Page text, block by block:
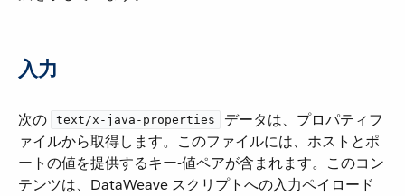
入力
次の ​ text/x-java-properties
​ データは、プロパティフ
ァイルから取得します。このファイルには、ホストとポ
ートの値を提供するキー-値ペアが含まれます。このコン
テンツは、DataWeave スクリプトへの入力ペイロード